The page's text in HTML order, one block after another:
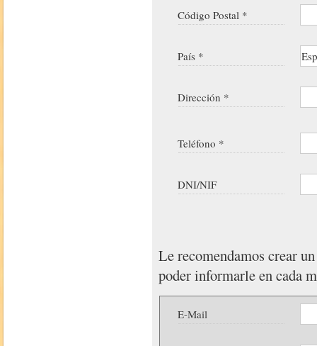
Código Postal *
País *
Dirección *
Teléfono *
DNI/NIF
Le recomendamos crear
poder informarle en cada
E-Mail